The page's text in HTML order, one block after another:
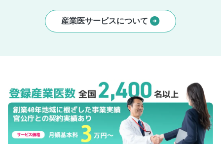
産業医サービスについて